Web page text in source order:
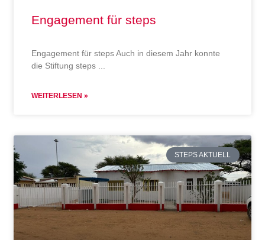
Engagement für steps
Engagement für steps Auch in diesem Jahr konnte
die Stiftung steps
WEITERLESEN »
STEPS AKTUELL